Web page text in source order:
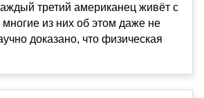
третий американец живёт с
из них об этом даже не
доказано, что физическая